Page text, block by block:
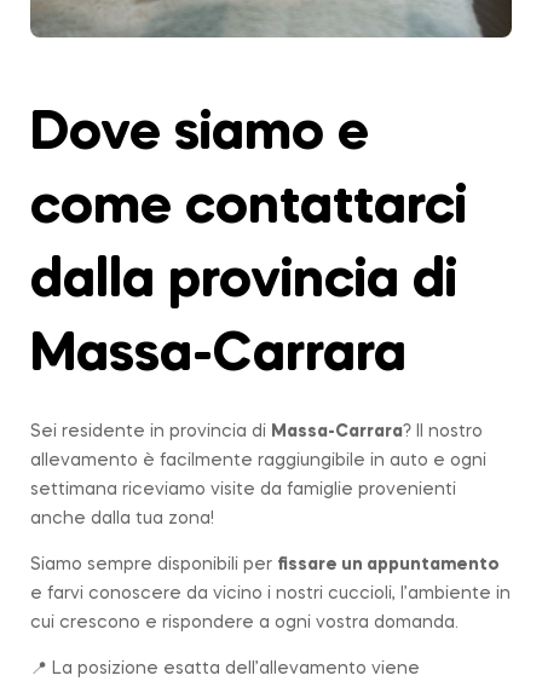
Dove siamo e
come contattarci
dalla provincia di
Massa-Carrara
Sei residente in provincia di Massa-Carrara? Il nostro
allevamento è facilmente raggiungibile in auto e ogni
settimana riceviamo visite da famiglie provenienti
anche dalla tua zona!
Siamo sempre disponibili per fissare un appuntamento
e farvi conoscere da vicino i nostri cuccioli, l’ambiente in
cui crescono e rispondere a ogni vostra domanda.
📍 La posizione esatta dell’allevamento viene